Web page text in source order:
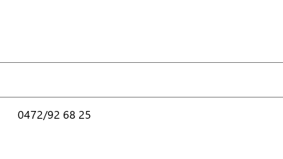
0472/92 68 25